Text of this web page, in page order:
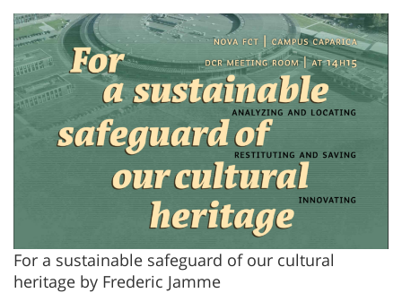
For a sustainable safeguard of our cultural
heritage by Frederic Jamme